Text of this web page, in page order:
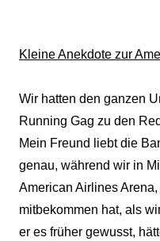
Kleine Anekdote zur
Wir hatten den ganzen
Running Gag zu den
Mein Freund liebt die
genau, während wir in
American Airlines
mitbekommen hat, als
er es früher gewusst,